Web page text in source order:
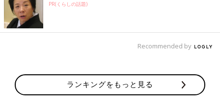
PR(くらしの話題)
Recommended by
ランキングをもっと見る